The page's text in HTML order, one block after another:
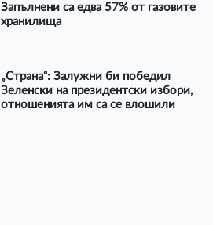
Запълнени са едва 57% от газовите
хранилища
„Страна“: Залужни би победил
Зеленски на президентски избори,
отношенията им са се влошили